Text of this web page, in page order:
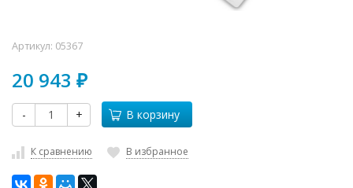
Артикул: 05367
20 943 ₽
- + В корзину
К сравнению В избранное